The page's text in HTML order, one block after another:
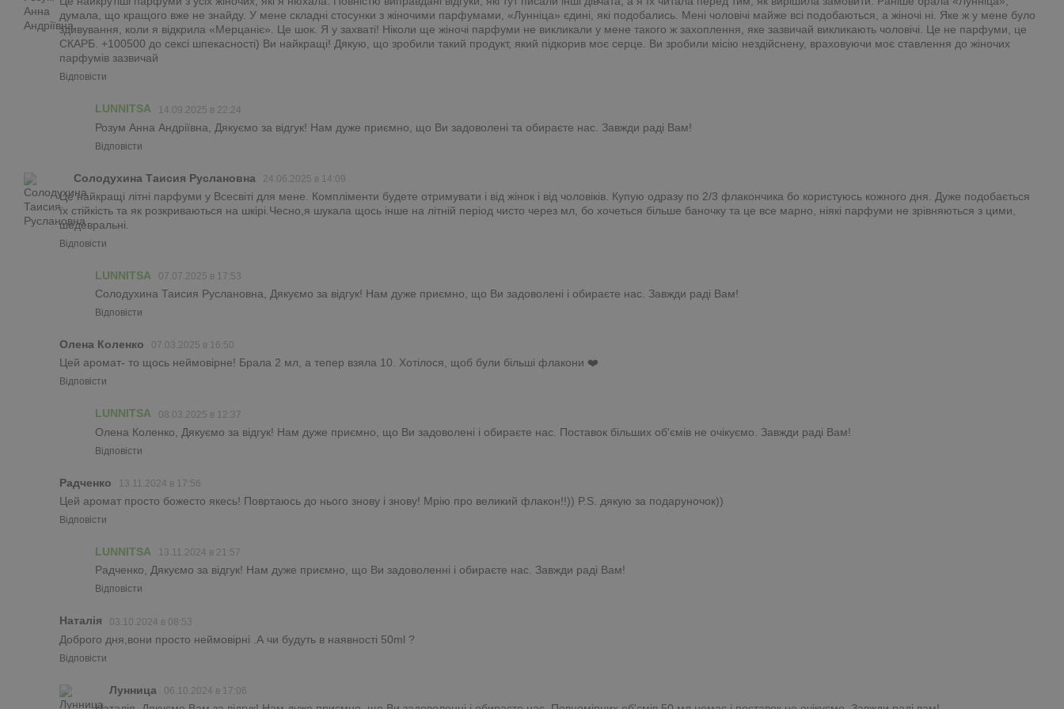
думала, що кращого вже не знайду. У мене складні стосунки з жіночими парфумами, «Лунніца» єдині, які подобались. Мені чоловічі майже всі подобаються, а жіночі ні. Яке ж у мене було
здивування, коли я відкрила «Мерцаніє». Це шок. Я у захваті! Ніколи ще жіночі парфуми не викликали у мене такого ж захоплення, яке зазвичай викликають чоловічі. Це не парфуми, це
СКАРБ. +100500 до сексі шпекасності) Ви найкращі! Дякую, що зробили такий продукт, який підкорив моє серце. Ви зробили місію нездійснену, враховуючи моє ставлення до жіночих
парфумів зазвичай
Відповісти
LUNNITSA 14.09.2025 в 22:24
Розум Анна Андріївна, Дякуємо за відгук! Нам дуже приємно, що Ви задоволені та обираєте нас. Завжди раді Вам!
Відповісти
Солодухина Таисия Руслановна 24.06.2025 в 14:09
Це найкращі літні парфуми у Всесвіті для мене. Компліменти будете отримувати і від жінок і від чоловіків. Купую одразу по 2/3 флакончика бо користуюсь кожного дня. Дуже подобається
їх стійкість та як розкриваються на шкірі.Чесно,я шукала щось інше на літній період чисто через мл, бо хочеться більше баночку та це все марно, ніякі парфуми не зрівняються з цими,
шедевральні.
Відповісти
LUNNITSA 07.07.2025 в 17:53
Солодухина Таисия Руслановна, Дякуємо за відгук! Нам дуже приємно, що Ви задоволені і обираєте нас. Завжди раді Вам!
Відповісти
Олена Коленко 07.03.2025 в 16:50
Цей аромат- то щось неймовірне! Брала 2 мл, а тепер взяла 10. Хотілося, щоб були більші флакони ❤️
Відповісти
LUNNITSA 08.03.2025 в 12:37
Олена Коленко, Дякуємо за відгук! Нам дуже приємно, що Ви задоволені і обираєте нас. Поставок більших об'ємів не очікуємо. Завжди раді Вам!
Відповісти
Радченко 13.11.2024 в 17:56
Цей аромат просто божесто якесь! Повртаюсь до нього знову і знову! Мрію про великий флакон!!)) P.S. дякую за подаруночок))
Відповісти
LUNNITSA 13.11.2024 в 21:57
Радченко, Дякуємо за відгук! Нам дуже приємно, що Ви задоволенні і обираєте нас. Завжди раді Вам!
Відповісти
Наталія 03.10.2024 в 08:53
Доброго дня,вони просто неймовірні .А чи будуть в наявності 50ml ?
Відповісти
Лунница 06.10.2024 в 17:06